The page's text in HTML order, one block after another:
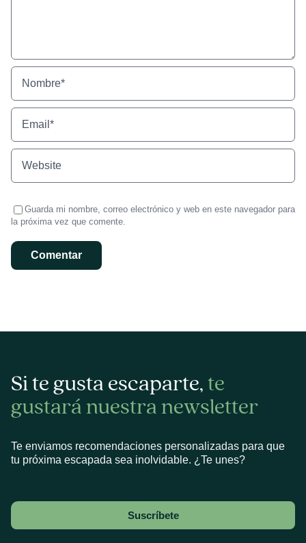
Guarda mi nombre, correo electrónico y web en este navegador para
la próxima vez que comente.
Si te gusta escaparte,te
gustará nuestra newsletter
Te enviamos recomendaciones personalizadas para que
tu próxima escapada sea inolvidable. ¿Te unes?
Suscríbete